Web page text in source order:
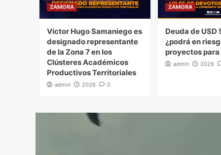
ZAMORA
Víctor Hugo Samaniego es
designado representante
de la Zona 7 en los
Clústeres Académicos
Productivos Territoriales
admin 2026 0
ZAMORA
Deuda de USD
¿podrá en
proyectos para
admin 2026